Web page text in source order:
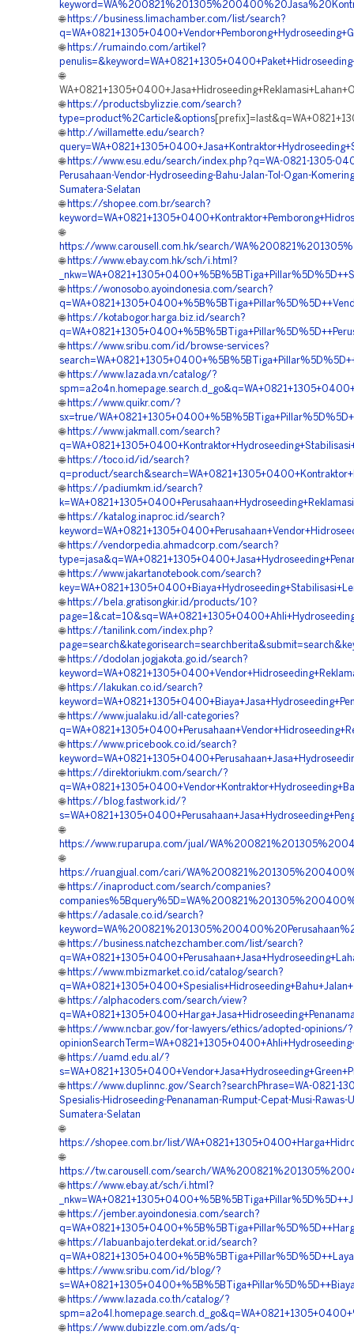
🌐 https://business.limachamber.com/list/search?
🌐 https://rumaindo.com/artikel?
🌐
🌐 https://productsbylizzie.com/search?
type=product%2Carticle&options
🌐 http://willamette.edu/search?
🌐 https://www.esu.edu/search/index.php?q=WA-0821-1305-
Perusahaan-Vendor-Hydroseeding-Bahu-Jalan-Tol-Ogan-
Sumatera-Selatan
🌐 https://shopee.com.br/search?
🌐
https://www.carousell.com.hk/search/
🌐 https://www.ebay.com.hk/sch/i.html?
🌐 https://wonosobo.ayoindonesia.com/search?
🌐 https://kotabogor.harga.biz.id/search?
🌐 https://www.sribu.com/id/browse-services?
🌐 https://www.lazada.vn/catalog/?
🌐 https://www.quikr.com/?
sx=true/
🌐 https://www.jakmall.com/search?
🌐 https://toco.id/id/search?
q=product/
🌐 https://padiumkm.id/search?
🌐 https://katalog.inaproc.id/search?
🌐 https://vendorpedia.ahmadcorp.com/search?
🌐 https://www.jakartanotebook.com/search?
🌐 https://bela.gratisongkir.id/products/10?
🌐 https://tanilink.com/index.php?
🌐 https://dodolan.jogjakota.go.id/search?
🌐 https://lakukan.co.id/search?
🌐 https://www.jualaku.id/all-categories?
🌐 https://www.pricebook.co.id/search?
🌐 https://direktoriukm.com/search/?
🌐 https://blog.fastwork.id/?
🌐
https://www.ruparupa.com/jual/
🌐
https://ruangjual.com/cari/
🌐 https://inaproduct.com/search/companies?
🌐 https://adasale.co.id/search?
🌐 https://business.natchezchamber.com/list/search?
🌐 https://www.mbizmarket.co.id/catalog/search?
🌐 https://alphacoders.com/search/view?
🌐 https://www.ncbar.gov/for-lawyers/ethics/adopted-opinions/?
🌐 https://uamd.edu.al/?
🌐 https://www.duplinnc.gov/Search?searchPhrase=WA-0821-
Spesialis-Hidroseeding-Penanaman-Rumput-Cepat-Musi-Rawas-
Sumatera-Selatan
🌐
https://shopee.com.br/list/
🌐
https://tw.carousell.com/search/
🌐 https://www.ebay.at/sch/i.html?
🌐 https://jember.ayoindonesia.com/search?
🌐 https://labuanbajo.terdekat.or.id/search?
🌐 https://www.sribu.com/id/blog/?
🌐 https://www.lazada.co.th/catalog/?
🌐 https://www.dubizzle.com.om/ads/q-